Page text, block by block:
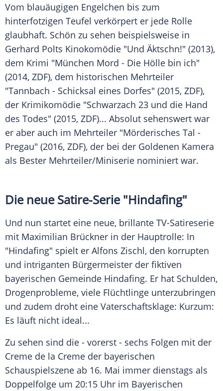
Vom blauäugigen Engelchen bis zum
hinterfotzigen Teufel verkörpert er jede Rolle
glaubhaft. Schön zu sehen beispielsweise in
Gerhard Polts Kinokomödie "Und Äktschn!" (2013),
dem Krimi "München Mord - Die Hölle bin ich"
(2014, ZDF), dem historischen Mehrteiler
"Tannbach - Schicksal eines Dorfes" (2015, ZDF),
der Krimikomödie "Schwarzach 23 und die Hand
des Todes" (2015, ZDF)... Absolut sehenswert war
er aber auch im Mehrteiler "Mörderisches Tal -
Pregau" (2016, ZDF), der bei der Goldenen Kamera
als Bester Mehrteiler/Miniserie nominiert war.
Die neue Satire-Serie "Hindafing"
Und nun startet eine neue, brillante TV-Satireserie
mit Maximilian Brückner in der Hauptrolle: In
"Hindafing" spielt er Alfons Zischl, den korrupten
und intriganten Bürgermeister der fiktiven
bayerischen Gemeinde Hindafing. Er hat Schulden,
Drogenprobleme, viele Flüchtlinge unterzubringen
und zudem droht eine Vaterschaftsklage: Kurzum:
Es läuft nicht ideal...
Zu sehen sind die - vorerst - sechs Folgen mit der
Creme de la Creme der bayerischen
Schauspielszene ab 16. Mai immer dienstags als
Doppelfolge um 20:15 Uhr im Bayerischen